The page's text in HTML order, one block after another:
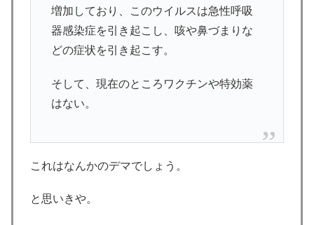
増加しており、このウイルスは急性呼吸
器感染症を引き起こし、咳や鼻づまりな
どの症状を引き起こす。
そして、現在のところワクチンや特効薬
はない。
これはなんかのデマでしょう。
と思いきや。